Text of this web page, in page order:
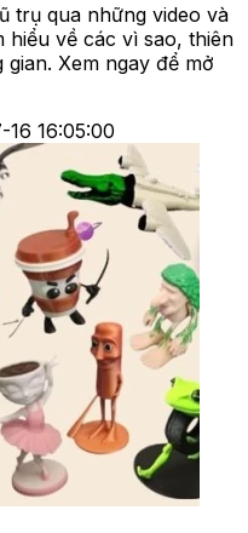
trụ qua những video và
hiểu về các vì sao, thiên
Xem ngay để mở
16:05:00